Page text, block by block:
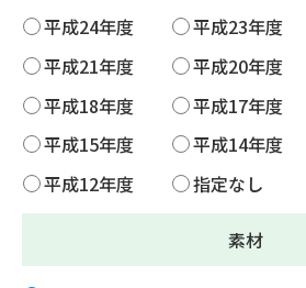
平成24年度
平成23年度
平成21年度
平成20年度
平成18年度
平成17年度
平成15年度
平成14年度
平成12年度
指定なし
素材